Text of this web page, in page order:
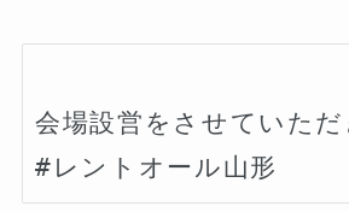
会場設営をさせていただ